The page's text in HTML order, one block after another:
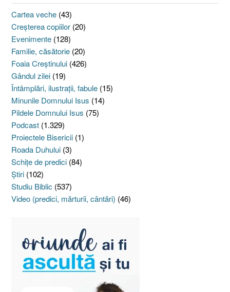
Cartea veche (43)
Creşterea copiilor (20)
Evenimente (128)
Familie, căsătorie (20)
Foaia Creştinului (426)
Gândul zilei (19)
Întâmplări, ilustraţii, fabule (15)
Minunile Domnului Isus (14)
Pildele Domnului Isus (75)
Podcast (1.329)
Proiectele Bisericii (1)
Roada Duhului (3)
Schiţe de predici (84)
Ştiri (102)
Studiu Biblic (537)
Video (predici, mărturii, cântări) (46)